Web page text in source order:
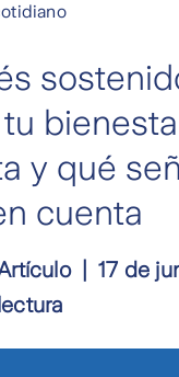
y qué
cuenta
17 de